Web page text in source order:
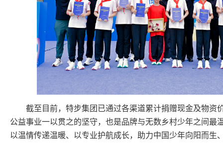
截至目前，特步集团已通过各渠道累计捐赠现金及物资
公益事业一以贯之的坚守，也是品牌与无数乡村少年之间最
以温情传递温暖、以专业护航成长，助力中国少年向阳而生